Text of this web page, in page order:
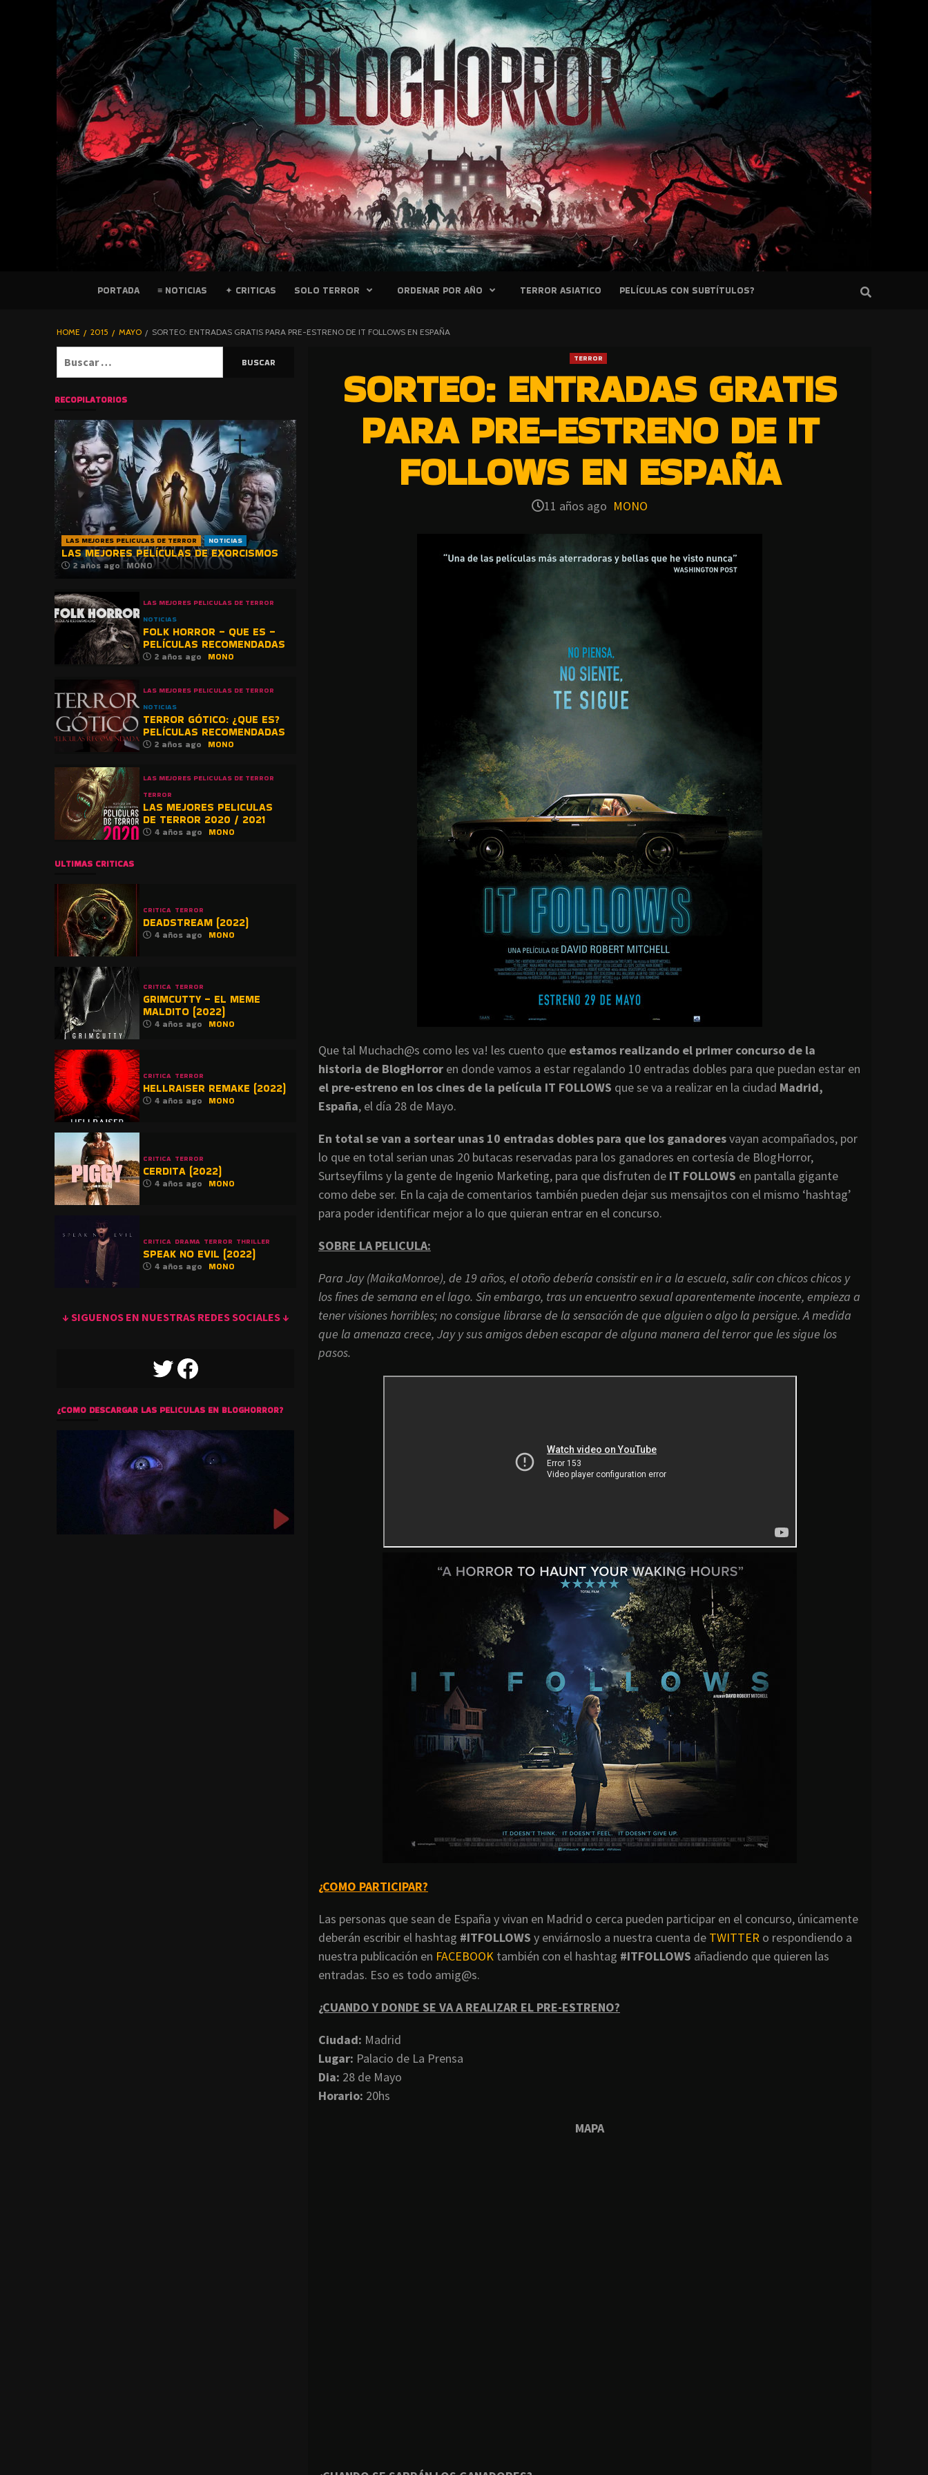
PELICULAS
BLOGHORROR
⋆
PORTADA ≡ NOTICIAS ✦ CRITICAS SOLO TERROR ORDENAR POR AÑO TERROR ASIATICO PELÍCULAS CON SUBTÍTULOS?
HOME 2015 MAYO SORTEO: ENTRADAS GRATIS PARA PRE-ESTRENO DE IT FOLLOWS EN ESPAÑA
TERROR
SORTEO: ENTRADAS GRATIS
PARA PRE-ESTRENO DE IT
FOLLOWS EN ESPAÑA
11 años ago MONO
Que tal Muchach@s como les va! les cuento que estamos realizando el primer concurso de la
historia de BlogHorror en donde vamos a estar regalando 10 entradas dobles para que puedan estar en
el pre-estreno en los cines de la película IT FOLLOWS que se va a realizar en la ciudad Madrid,
España, el día 28 de Mayo.
En total se van a sortear unas 10 entradas dobles para que los ganadoresvayan acompañados, por
lo que en total serian unas 20 butacas reservadas para los ganadores en cortesía de BlogHorror,
Surtseyfilms y la gente de Ingenio Marketing, para que disfruten de IT FOLLOWS en pantalla gigante
como debe ser. En la caja de comentarios también pueden dejar sus mensajitos con el mismo ‘hashtag’
para poder identificar mejor a lo que quieran entrar en el concurso.
SOBRE LA PELICULA:
Para Jay (MaikaMonroe), de 19 años, el otoño debería consistir en ir a la escuela, salir con chicos chicos y
los fines de semana en el lago. Sin embargo, tras un encuentro sexual aparentemente inocente, empieza a
tener visiones horribles; no consigue librarse de la sensación de que alguien o algo la persigue. A medida
que la amenaza crece, Jay y sus amigos deben escapar de alguna manera del terror que les sigue los
pasos.
¿COMO PARTICIPAR?
Las personas que sean de España y vivan en Madrid o cerca pueden participar en el concurso, únicamente
deberán escribir el hashtag #ITFOLLOWS y enviárnoslo a nuestra cuenta de TWITTER o respondiendo a
nuestra publicación en FACEBOOK también con el hashtag #ITFOLLOWS añadiendo que quieren las
entradas. Eso es todo amig@s.
¿CUANDO Y DONDE SE VA A REALIZAR EL PRE-ESTRENO?
Ciudad: Madrid
Lugar: Palacio de La Prensa
Dia: 28 de Mayo
Horario: 20hs
MAPA
RECOPILATORIOS
LAS MEJORES PELICULAS DE TERROR NOTICIAS
LAS MEJORES PELÍCULAS DE EXORCISMOS
2 años ago MONO
LAS MEJORES PELICULAS DE TERROR
NOTICIAS
FOLK HORROR – QUE ES –
PELÍCULAS RECOMENDADAS
2 años ago MONO
LAS MEJORES PELICULAS DE TERROR
NOTICIAS
TERROR GÓTICO: ¿QUE ES?
PELÍCULAS RECOMENDADAS
2 años ago MONO
LAS MEJORES PELICULAS DE TERROR
TERROR
LAS MEJORES PELICULAS
DE TERROR 2020 / 2021
4 años ago MONO
ULTIMAS CRITICAS
CRITICA TERROR
DEADSTREAM (2022)
4 años ago MONO
CRITICA TERROR
GRIMCUTTY – EL MEME
MALDITO (2022)
4 años ago MONO
CRITICA TERROR
HELLRAISER REMAKE (2022)
4 años ago MONO
CRITICA TERROR
CERDITA (2022)
4 años ago MONO
CRITICA DRAMA TERROR THRILLER
SPEAK NO EVIL (2022)
4 años ago MONO
↓ SIGUENOS EN NUESTRAS REDES SOCIALES ↓
TWITTERFACEBOOK
¿COMO DESCARGAR LAS PELICULAS EN BLOGHORROR?